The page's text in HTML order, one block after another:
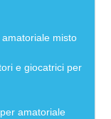
misto
e giocatrici per
amatoriale